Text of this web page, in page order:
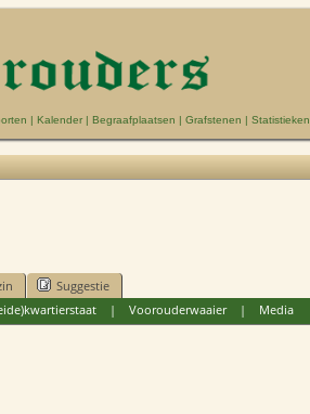
| Kalender | Begraafplaatsen | Grafstenen | Statistieken
Suggestie
| Voorouderwaaier| Media